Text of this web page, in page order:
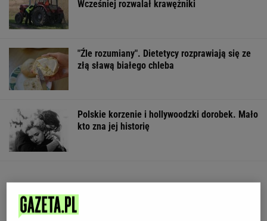
Wcześniej rozwalał krawężniki
"Źle rozumiany". Dietetycy rozprawiają się ze
złą sławą białego chleba
Polskie korzenie i hollywoodzki dorobek. Mało
kto zna jej historię